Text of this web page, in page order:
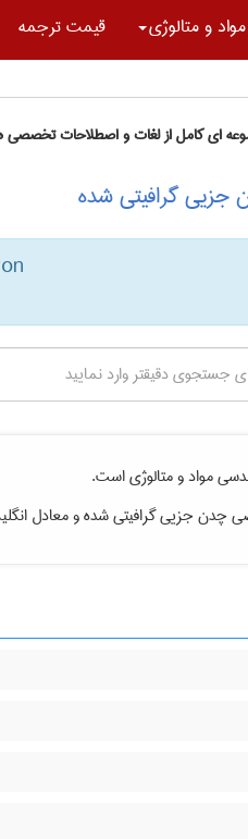
و متالوژی قیمت ترجمه
ای کامل از لغات و اصطلاحات تخصصی
جزیی گرافیتی شده
مواد و متالوژیاست.
چدن جزیی گرافیتی شدهو معادل